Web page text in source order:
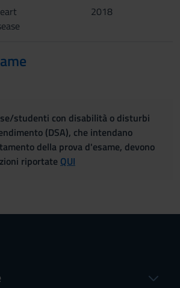
2018
studenti con disabilità o disturbi
(DSA), che intendano
della prova d'esame, devono
riportate QUI